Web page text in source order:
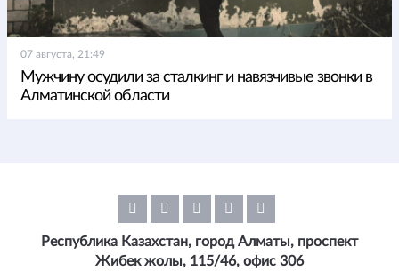
07 августа, 21:49
Мужчину осудили за сталкинг и навязчивые звонки в
Алматинской области
Республика Казахстан, город Алматы, проспект
Жибек жолы, 115/46, офис 306